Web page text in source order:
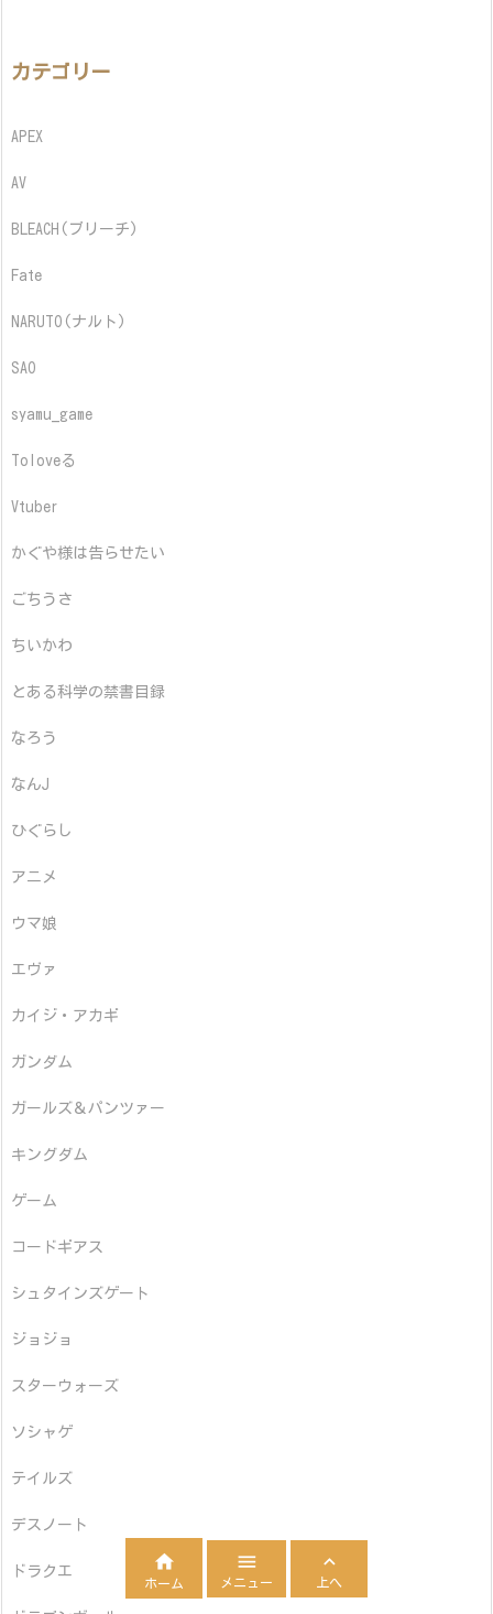
カテゴリー
APEX
AV
BLEACH(ブリーチ)
Fate
NARUTO(ナルト)
SAO
syamu_game
Toloveる
Vtuber
かぐや様は告らせたい
ごちうさ
ちいかわ
とある科学の禁書目録
なろう
なんJ
ひぐらし
アニメ
ウマ娘
エヴァ
カイジ・アカギ
ガンダム
ガールズ＆パンツァー
キングダム
ゲーム
コードギアス
シュタインズゲート
ジョジョ
スターウォーズ
ソシャゲ
テイルズ
デスノート
ドラクエ 
ホーム

メニュー

上へ